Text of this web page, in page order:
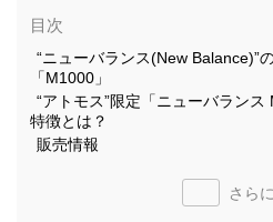
目次
“ニューバランス(New Balance)”
「M1000」
“アトモス”限定「ニューバラン
特徴とは？
販売情報
さら